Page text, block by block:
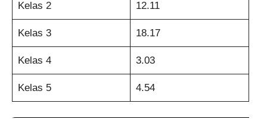
Kelas 2 12.11
Kelas 3 18.17
Kelas 4 3.03
Kelas 5 4.54